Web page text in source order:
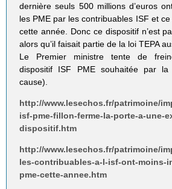
dernière seuls 500 millions d’euros
les PME par les contribuables ISF et
cette année. Donc ce dispositif n’est
alors qu’il faisait partie de la loi TEPA
Le Premier ministre tente de
dispositif ISF PME souhaitée par
cause).
http://www.lesechos.fr/patrimoine/
isf-pme-fillon-ferme-la-porte-a-une-
dispositif.htm
http://www.lesechos.fr/patrimoine/
les-contribuables-a-l-isf-ont-moins-
pme-cette-annee.htm